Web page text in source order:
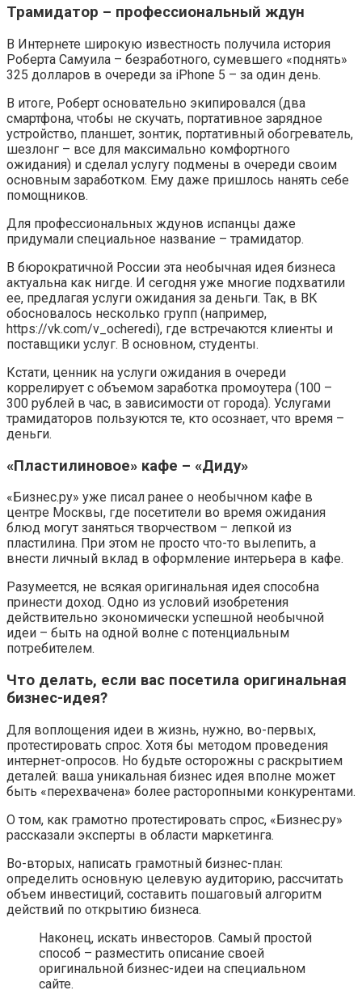
Трамидатор – профессиональный ждун
В Интернете широкую известность получила история
Роберта Самуила – безработного, сумевшего «поднять»
325 долларов в очереди за iPhone 5 – за один день.
В итоге, Роберт основательно экипировался (два
смартфона, чтобы не скучать, портативное зарядное
устройство, планшет, зонтик, портативный обогреватель,
шезлонг – все для максимально комфортного
ожидания) и сделал услугу подмены в очереди своим
основным заработком. Ему даже пришлось нанять себе
помощников.
Для профессиональных ждунов испанцы даже
придумали специальное название – трамидатор.
В бюрократичной России эта необычная идея бизнеса
актуальна как нигде. И сегодня уже многие подхватили
ее, предлагая услуги ожидания за деньги. Так, в ВК
обосновалось несколько групп (например,
https://vk.com/v_ocheredi), где встречаются клиенты и
поставщики услуг. В основном, студенты.
Кстати, ценник на услуги ожидания в очереди
коррелирует с объемом заработка промоутера (100 –
300 рублей в час, в зависимости от города). Услугами
трамидаторов пользуются те, кто осознает, что время –
деньги.
«Пластилиновое» кафе – «Диду»
«Бизнес.ру» уже писал ранее о необычном кафе в
центре Москвы, где посетители во время ожидания
блюд могут заняться творчеством – лепкой из
пластилина. При этом не просто что-то вылепить, а
внести личный вклад в оформление интерьера в кафе.
Разумеется, не всякая оригинальная идея способна
принести доход. Одно из условий изобретения
действительно экономически успешной необычной
идеи – быть на одной волне с потенциальным
потребителем.
Что делать, если вас посетила оригинальная
бизнес-идея?
Для воплощения идеи в жизнь, нужно, во-первых,
протестировать спрос. Хотя бы методом проведения
интернет-опросов. Но будьте осторожны с раскрытием
деталей: ваша уникальная бизнес идея вполне может
быть «перехвачена» более расторопными конкурентами.
О том, как грамотно протестировать спрос, «Бизнес.ру»
рассказали эксперты в области маркетинга.
Во-вторых, написать грамотный бизнес-план:
определить основную целевую аудиторию, рассчитать
объем инвестиций, составить пошаговый алгоритм
действий по открытию бизнеса.
Наконец, искать инвесторов. Самый простой
способ – разместить описание своей
оригинальной бизнес-идеи на специальном
сайте.